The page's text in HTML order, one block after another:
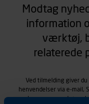
Modtag
information
værktøj,
relaterede
Ved tilmelding giver
henvendelser via e-mail,
kampagner